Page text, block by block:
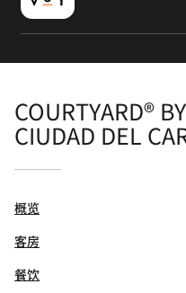
COURTYARD®
CIUDAD DEL
概览
客房
餐饮